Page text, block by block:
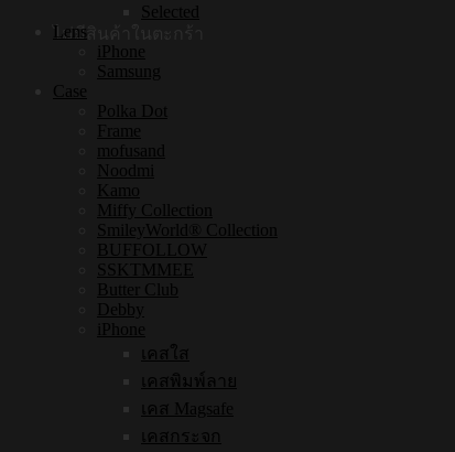
ไม่มีสินค้าในตะกร้า
Selected
Lens
iPhone
Samsung
Case
Polka Dot
Frame
mofusand
Noodmi
Kamo
Miffy Collection
SmileyWorld® Collection
BUFFOLLOW
SSKTMMEE
Butter Club
Debby
iPhone
เคสใส
เคสพิมพ์ลาย
เคส Magsafe
เคสกระจก